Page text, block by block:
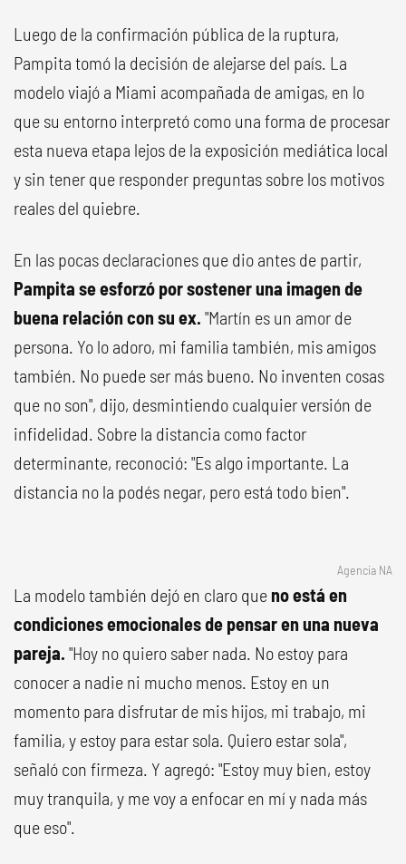
Luego de la confirmación pública de la ruptura,
Pampita tomó la decisión de alejarse del país. La
modelo viajó a Miami acompañada de amigas, en lo
que su entorno interpretó como una forma de procesar
esta nueva etapa lejos de la exposición mediática local
y sin tener que responder preguntas sobre los motivos
reales del quiebre.
En las pocas declaraciones que dio antes de partir,
Pampita se esforzó por sostener una imagen de
buena relación con su ex. "Martín es un amor de
persona. Yo lo adoro, mi familia también, mis amigos
también. No puede ser más bueno. No inventen cosas
que no son", dijo, desmintiendo cualquier versión de
infidelidad. Sobre la distancia como factor
determinante, reconoció: "Es algo importante. La
distancia no la podés negar, pero está todo bien".
Agencia NA
La modelo también dejó en claro que no está en
condiciones emocionales de pensar en una nueva
pareja. "Hoy no quiero saber nada. No estoy para
conocer a nadie ni mucho menos. Estoy en un
momento para disfrutar de mis hijos, mi trabajo, mi
familia, y estoy para estar sola. Quiero estar sola",
señaló con firmeza. Y agregó: "Estoy muy bien, estoy
muy tranquila, y me voy a enfocar en mí y nada más
que eso".